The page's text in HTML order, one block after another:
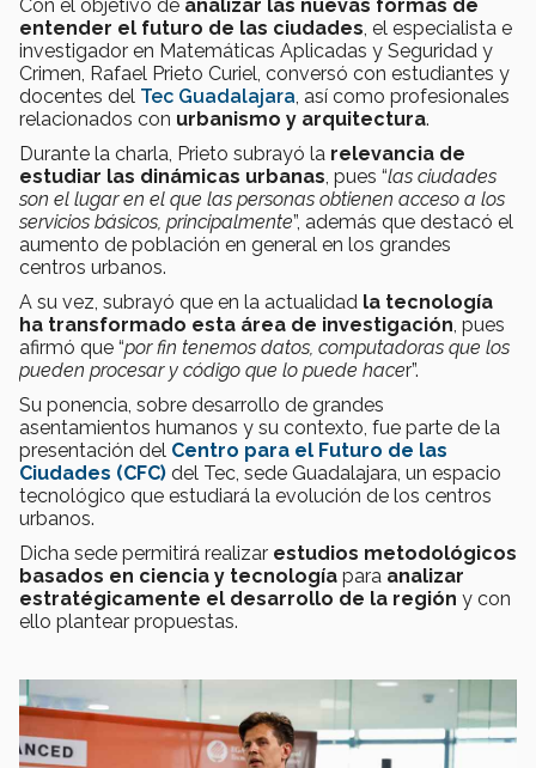
Con el objetivo de analizar las nuevas formas de
entender el futuro de las ciudades , el especialista e
investigador en Matemáticas Aplicadas y Seguridad y
Crimen, Rafael Prieto Curiel, conversó con estudiantes y
docentes del Tec Guadalajara , así como profesionales
relacionados con urbanismo y arquitectura.
Durante la charla, Prieto subrayó la relevancia de
estudiar las dinámicas urbanas , pues “las ciudades
son el lugar en el que las personas obtienen acceso a los
servicios básicos, principalmente”, además que destacó el
aumento de población en general en los grandes
centros urbanos.
A su vez, subrayó que en la actualidad la tecnología
ha transformado esta área de investigación , pues
afirmó que “por fin tenemos datos, computadoras que los
pueden procesar y código que lo puede hacer”.
Su ponencia, sobre desarrollo de grandes
asentamientos humanos y su contexto, fue parte de la
presentación del Centro para el Futuro de las
Ciudades (CFC) del Tec, sede Guadalajara, un espacio
tecnológico que estudiará la evolución de los centros
urbanos.
Dicha sede permitirá realizar estudios metodológicos
basados en ciencia y tecnología para analizar
estratégicamente el desarrollo de la región y con
ello plantear propuestas.